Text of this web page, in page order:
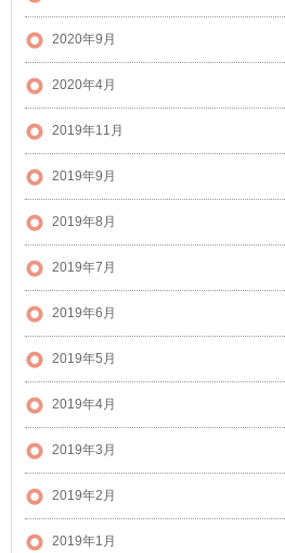
2020年9月
2020年4月
2019年11月
2019年9月
2019年8月
2019年7月
2019年6月
2019年5月
2019年4月
2019年3月
2019年2月
2019年1月